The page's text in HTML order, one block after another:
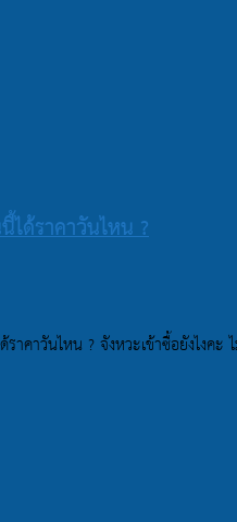
ด้ราคาวันไหน ?
ราคาวันไหน ? จังหวะเข้าซื้อยัง